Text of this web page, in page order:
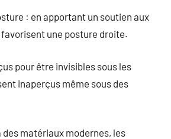
: en apportant un soutien aux
une posture droite.
pour être invisibles sous les
inaperçus même sous des
matériaux modernes, les